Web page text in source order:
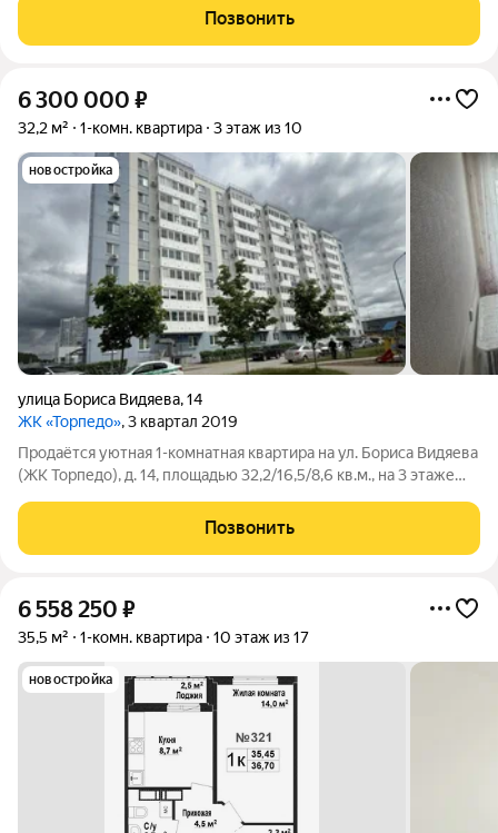
Позвонить
6 300 000 ₽
32,2 м² 1-комн. квартира 3 этаж из 10
новостройка
улица Бориса Видяева,14
ЖК «Торпедо», 3 квартал 2019
Продаётся уютная 1-комнатная квартира на ул. Бориса Видяева
(ЖК Торпедо), д. 14, площадью 32,2/16,5/8,6 кв.м., на 3 этаже
Хороший ремонт: натяжные потолки, напольное покрытие -
линолеум, окно
Позвонить
6 558 250 ₽
35,5 м² 1-комн. квартира 10 этаж из 17
новостройка